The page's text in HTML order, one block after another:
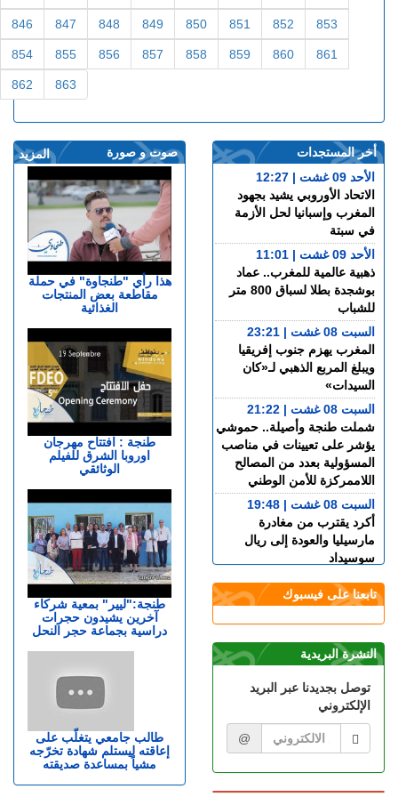
846 847 848 849 850 851 852 853
854 855 856 857 858 859 860 861
862 863
المزيد صوت و صورة
هذا رأي "طنجاوة" في حملة
مقاطعة بعض المنتجات
الغذائية
طنجة : افتتاح مهرجان
اوروبا الشرق للفيلم
الوثائقي
طنجة:"ليير" بمعية شركاء
آخرين يشيدون حجرات
دراسية بجماعة حجر النحل
طالب جامعي يتغلّب على
إعاقته ليستلم شهادة تخرّجه
مشياً بمساعدة صديقته
أخر المستجدات
الأحد 09 غشت | 12:27
الاتحاد الأوروبي يشيد بجهود
المغرب وإسبانيا لحل الأزمة
في سبتة
الأحد 09 غشت | 11:01
ذهبية عالمية للمغرب.. عماد
بوشجدة بطلا لسباق 800 متر
للشباب
السبت 08 غشت | 23:21
المغرب يهزم جنوب إفريقيا
ويبلغ المربع الذهبي لـ«كان
السيدات»
السبت 08 غشت | 21:22
شملت طنجة وأصيلة.. حموشي
يؤشر على تعيينات في مناصب
المسؤولية بعدد من المصالح
اللاممركزة للأمن الوطني
السبت 08 غشت | 19:48
أكرد يقترب من مغادرة
مارسيليا والعودة إلى ريال
سوسيداد
السبت 08 غشت | 17:48
قضية الصحراء المغربية..
صحرائه
خورخي ميسي.. وفاة والد نجم
كرة القدم الأرجنتيني ليونيل
ميسي عن عمر 68 عاما
السبت 08 غشت | 14:49
العرائـــش.. تصريحات
واتهامات زائفة تورط مرشحة
تابعنا على فيسبوك
النشرة البريدية
توصل بجديدنا عبر البريد
الإلكتروني
@